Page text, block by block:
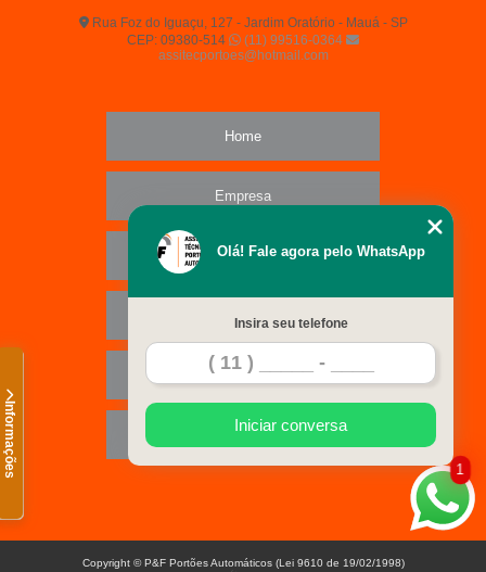
Informações
Rua Foz do Iguaçu, 127 - Jardim Oratório - Mauá - SP
CEP: 09380-514
(11) 99516-0364
assitecportoes@hotmail.com
Home
Empresa
Missão
Serviços
Contato
Mapa do site
1
Olá! Fale agora pelo WhatsApp
Insira seu telefone
Iniciar conversa
Copyright © P&F Portões Automáticos (Lei 9610 de 19/02/1998)